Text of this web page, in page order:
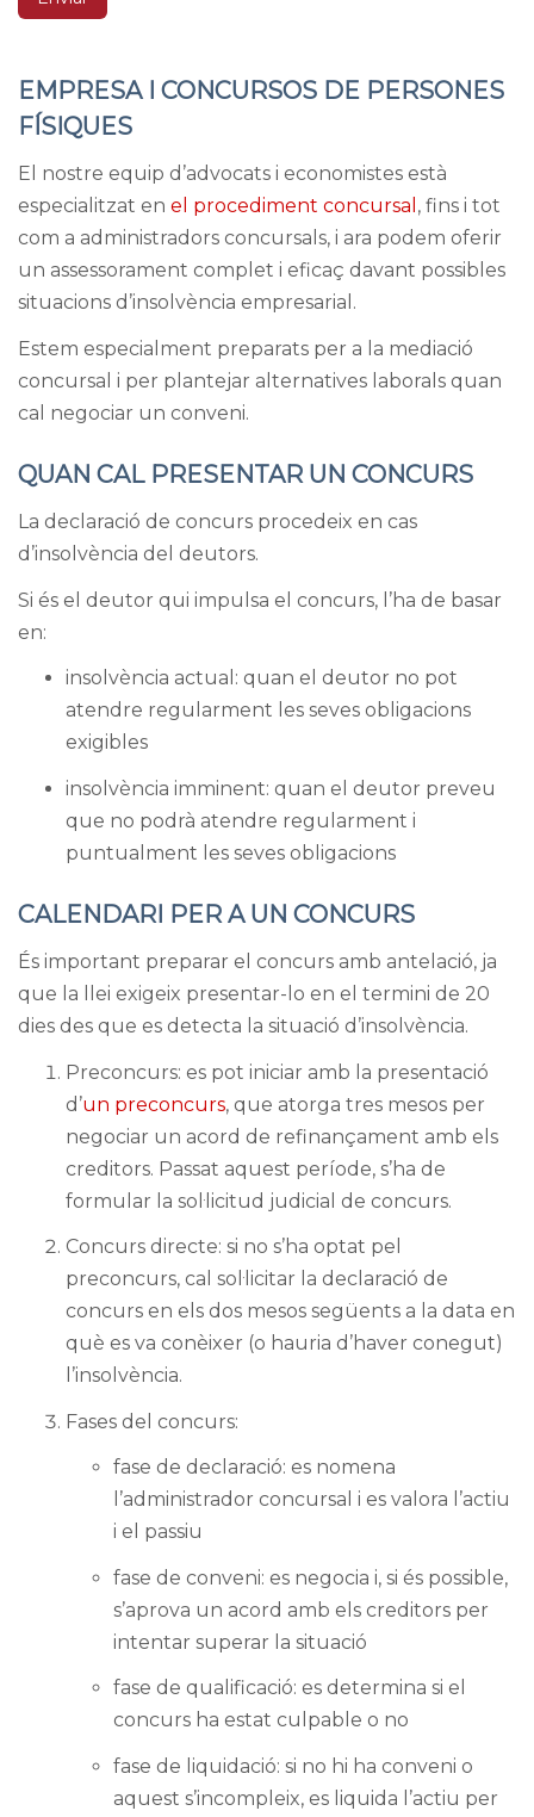
EMPRESA I CONCURSOS DE PERSONES
FÍSIQUES
El nostre equip d’advocats i economistes està
especialitzat en el procediment concursal , fins i tot
com a administradors concursals, i ara podem oferir
un assessorament complet i eficaç davant possibles
situacions d’insolvència empresarial.
Estem especialment preparats per a la mediació
concursal i per plantejar alternatives laborals quan
cal negociar un conveni.
QUAN CAL PRESENTAR UN CONCURS
La declaració de concurs procedeix en cas
d’insolvència del deutors.
Si és el deutor qui impulsa el concurs, l’ha de basar
en:
insolvència actual: quan el deutor no pot
atendre regularment les seves obligacions
exigibles
insolvència imminent: quan el deutor preveu
que no podrà atendre regularment i
puntualment les seves obligacions
CALENDARI PER A UN CONCURS
És important preparar el concurs amb antelació, ja
que la llei exigeix presentar-lo en el termini de 20
dies des que es detecta la situació d’insolvència.
Preconcurs: es pot iniciar amb la presentació
d’un preconcurs, que atorga tres mesos per
negociar un acord de refinançament amb els
creditors. Passat aquest període, s’ha de
formular la sol·licitud judicial de concurs.
Concurs directe: si no s’ha optat pel
preconcurs, cal sol·licitar la declaració de
concurs en els dos mesos següents a la data en
què es va conèixer (o hauria d’haver conegut)
l’insolvència.
Fases del concurs:
fase de declaració: es nomena
l’administrador concursal i es valora l’actiu
i el passiu
fase de conveni: es negocia i, si és possible,
s’aprova un acord amb els creditors per
intentar superar la situació
fase de qualificació: es determina si el
concurs ha estat culpable o no
fase de liquidació: si no hi ha conveni o
aquest s’incompleix, es liquida l’actiu per